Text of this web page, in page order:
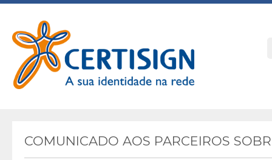
COMUNICADO AOS PARCEIROS